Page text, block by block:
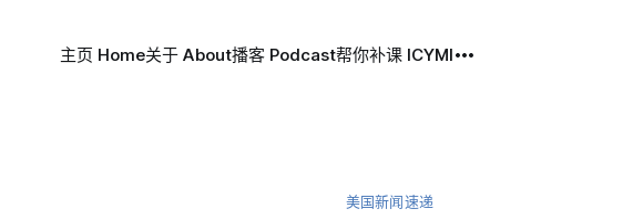
主页 Home关于 About播客 Podcast帮你补课 ICYMI
美国新闻速递